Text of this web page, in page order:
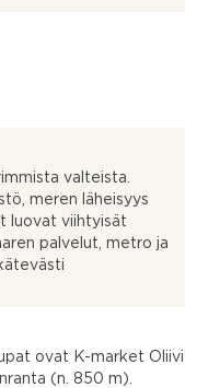
valteista.
meren läheisyys
luovat viihtyisät
palvelut, metro ja
ovat K-market Oliivi
(n. 850 m).